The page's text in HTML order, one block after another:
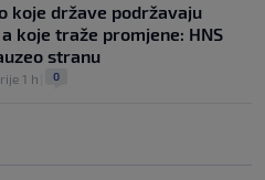
koje države podržavaju
koje traže promjene: HNS
stranu
1 h 0